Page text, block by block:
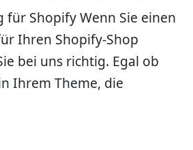
Shopify Wenn Sie einen
Ihren Shopify-Shop
bei uns richtig. Egal ob
Ihrem Theme, die